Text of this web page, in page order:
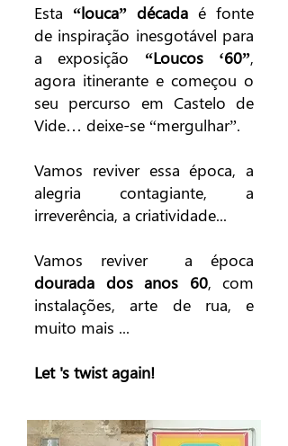
Esta “louca” década é fonte
de inspiração inesgotável para
a exposição “Loucos ‘60”,
agora itinerante e começou o
seu percurso em Castelo de
Vide… deixe-se “mergulhar”.
Vamos reviver essa época, a
alegria contagiante, a
irreverência, a criatividade...
Vamos reviver a época
dourada dos anos 60, com
instalações, arte de rua, e
muito mais ...
Let 's twist again!